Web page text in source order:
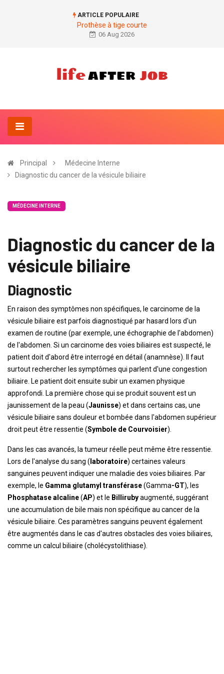
ARTICLE POPULAIRE
Prothèse à tige courte
06 Aug 2026
Principal
Médecine Interne
Diagnostic du cancer de la vésicule biliaire
MÉDECINE INTERNE
Diagnostic du cancer de la
vésicule biliaire
Diagnostic
En raison des symptômes non spécifiques, le carcinome de la
vésicule biliaire est parfois diagnostiqué par hasard lors d'un
examen de routine (par exemple, une échographie de l'abdomen)
de l'abdomen. Si un carcinome des voies biliaires est suspecté, le
patient doit d'abord être interrogé en détail (anamnèse). Il faut
surtout rechercher les symptômes qui parlent d'une congestion
biliaire. Le patient doit ensuite subir un examen physique
approfondi. La première chose qui se produit souvent est un
jaunissement de la peau (Jaunisse) et dans certains cas, une
vésicule biliaire sans douleur et bombée dans l'abdomen supérieur
droit peut être ressentie (Symbole de Courvoisier).
Dans les cas avancés, la tumeur réelle peut même être ressentie.
Lors de l'analyse du sang ( laboratoire) certaines valeurs
sanguines peuvent indiquer une maladie des voies biliaires. Par
exemple, le Gamma glutamyl transférase(Gamma-GT), les
Phosphatase alcaline(AP) et le Billirubyaugmenté, suggérant
une accumulation de bile mais non spécifique au cancer de la
vésicule biliaire. Ces paramètres sanguins peuvent également
être augmentés dans le cas d'autres obstacles des voies biliaires,
comme un calcul biliaire (cholécystolithiase).